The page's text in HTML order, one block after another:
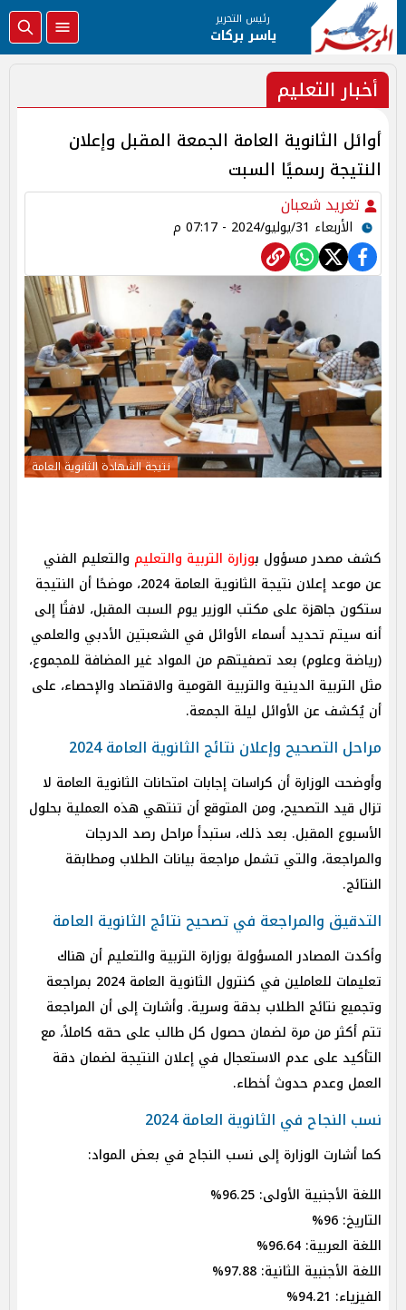
رئيس التحرير
ياسر بركات
أخبار التعليم
أوائل الثانوية العامة الجمعة المقبل وإعلان
النتيجة رسميًا السبت
تغريد شعبان
الأربعاء 31/يوليو/2024 - 07:17 م
نتيجة الشهادة الثانوية العامة
كشف مصدر مسؤول بوزارة التربية والتعليم والتعليم الفني
عن موعد إعلان نتيجة الثانوية العامة 2024، موضحًا أن النتيجة
ستكون جاهزة على مكتب الوزير يوم السبت المقبل، لافتًا إلى
أنه سيتم تحديد أسماء الأوائل في الشعبتين الأدبي والعلمي
(رياضة وعلوم) بعد تصفيتهم من المواد غير المضافة للمجموع،
مثل التربية الدينية والتربية القومية والاقتصاد والإحصاء، على
أن يُكشف عن الأوائل ليلة الجمعة.
مراحل التصحيح وإعلان نتائج الثانوية العامة 2024
وأوضحت الوزارة أن كراسات إجابات امتحانات الثانوية العامة لا
تزال قيد التصحيح، ومن المتوقع أن تنتهي هذه العملية بحلول
الأسبوع المقبل. بعد ذلك، ستبدأ مراحل رصد الدرجات
والمراجعة، والتي تشمل مراجعة بيانات الطلاب ومطابقة
النتائج.
التدقيق والمراجعة في تصحيح نتائج الثانوية العامة
وأكدت المصادر المسؤولة بوزارة التربية والتعليم أن هناك
تعليمات للعاملين في كنترول الثانوية العامة 2024 بمراجعة
وتجميع نتائج الطلاب بدقة وسرية. وأشارت إلى أن المراجعة
تتم أكثر من مرة لضمان حصول كل طالب على حقه كاملاً، مع
التأكيد على عدم الاستعجال في إعلان النتيجة لضمان دقة
العمل وعدم حدوث أخطاء.
نسب النجاح في الثانوية العامة 2024
كما أشارت الوزارة إلى نسب النجاح في بعض المواد:
اللغة الأجنبية الأولى: 96.25%
التاريخ: 96%
اللغة العربية: 96.64%
اللغة الأجنبية الثانية: 97.88%
الفيزياء: 94.21%